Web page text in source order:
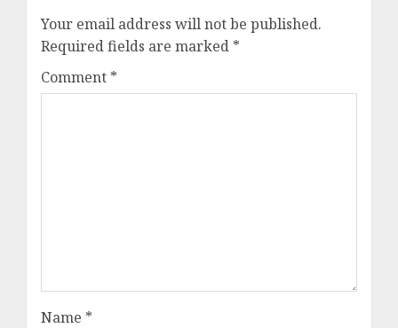
Your email address will not be published.
Required fields are marked *
Comment *
Name *